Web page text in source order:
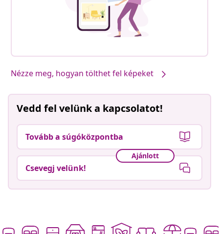
Nézze meg, hogyan tölthet fel képeket
Vedd fel velünk a kapcsolatot!
Tovább a súgóközpontba
Ajánlott
Csevegj velünk!